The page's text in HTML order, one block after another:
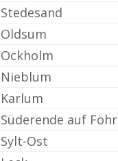
Stedesand
Oldsum
Ockholm
Nieblum
Karlum
Süderende auf Föhr
Sylt-Ost